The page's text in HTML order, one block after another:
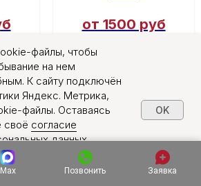
Max Позвонить Заявка
от 1500 руб
Подробнее
файлы, чтобы
на нем
К сайту подключён
Яндекс. Метрика,
файлы. Оставаясь
своё согласие
данных
в
Политике обработки
OK